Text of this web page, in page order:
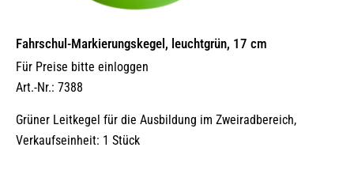
Fahrschul-Markierungskegel, leuchtgrün, 17 cm
Für Preise bitte einloggen
Art.-Nr.: 7388
Grüner Leit­kegel für die Ausbildung im Zweiradbereich,
Verkaufseinheit: 1 Stück